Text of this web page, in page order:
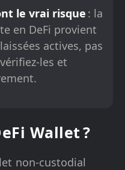
le vrai risque : la
en DeFi provient
actives, pas
les et
Wallet ?
non-custodial